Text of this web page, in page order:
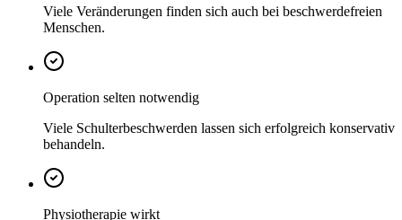
Viele Veränderungen finden sich auch bei beschwerdefreien
Menschen.
Operation selten notwendig
Viele Schulterbeschwerden lassen sich erfolgreich konservativ
behandeln.
Physiotherapie wirkt